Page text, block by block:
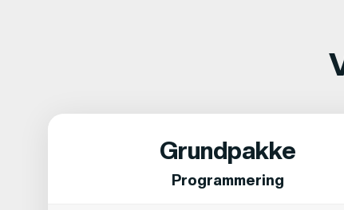
Grundpakke
Programmering